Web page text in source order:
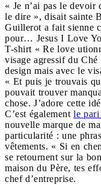
« Je n’ai pas le
le dire », disait sainte
Guillerot a fait sienne
pour… Jesus I Love
T-shirt « Re love
visage agressif du Ché
design mais avec le
« Et puis je trouvais
pouvait trouver
chose. J’adore cette
C’est également le pari
nouvelle marque de
particularité : une
vêtements. « Si en
se retournent sur la
maison du Père, tes
chef d’entreprise.